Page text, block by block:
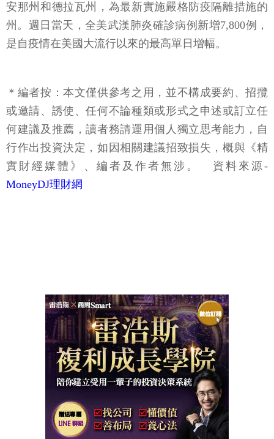
安那州和德拉瓦州，為最新實施嚴格防疫隔離措施的
州。週日當天，全美武漢肺炎確診病例新增7,800例，
是自疫情在美國大流行以來的最高單日增幅。
＊編者按：本文僅供參考之用，並不構成要約、招攬
或邀請、誘使、任何不論種類或形式之申述或訂立任
何建議及推薦，讀者務請運用個人獨立思考能力，自
行作出投資決定，如因相關建議招致損失，概與《精
實財經媒體》、編者及作者無涉。
資料來源-
MoneyDJ理財網